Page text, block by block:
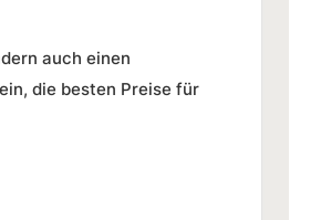
auch einen
die besten Preise für